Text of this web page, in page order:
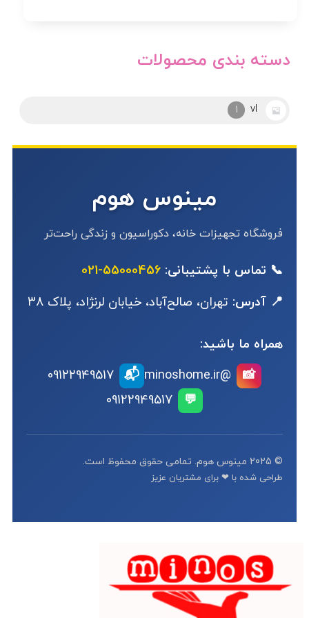
دسته بندی محصولات
vl
1
مینوس هوم
فروشگاه تجهیزات خانه، دکوراسیون و زندگی راحت‌تر
📞 تماس با پشتیبانی: 55000456-021
📍 آدرس: تهران، صالح‌آباد، خیابان لرنژاد، پلاک 38
همراه ما باشید:
📸
@minoshome.ir
📬
09122949517
💬
09122949517
© 2025 مینوس هوم. تمامی حقوق محفوظ است.
طراحی شده با ❤ برای مشتریان عزیز